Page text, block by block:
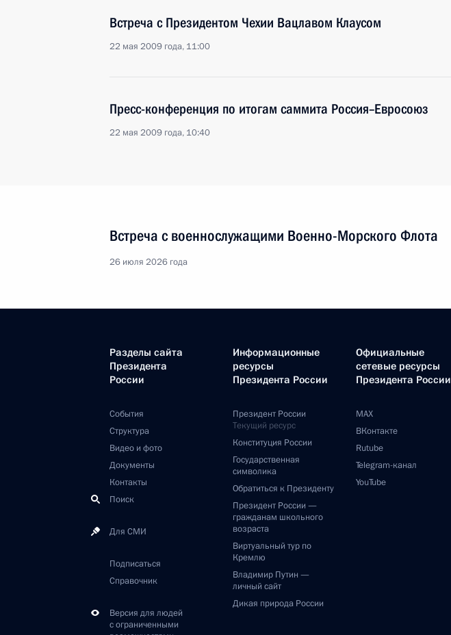
Встреча с Президентом Чехии Вацлавом Клаусом
22 мая 2009 года, 11:00
Пресс-конференция по итогам саммита Россия–Евросоюз
22 мая 2009 года, 10:40
Встреча с военнослужащими Военно-Морского Флота
26 июля 2026 года
Разделы сайта
Президента
России
События
Структура
Видео и фото
Документы
Контакты
Поиск
Для СМИ
Подписаться
Справочник
Версия для людей
с ограниченными
Информационные
ресурсы
Президента России
Президент России
Текущий ресурс
Конституция России
Государственная
символика
Обратиться к Президенту
Президент России —
гражданам школьного
возраста
Виртуальный тур по
Кремлю
Владимир Путин —
личный сайт
Дикая природа России
Официальные
сетевые ресурсы
Президента России
MAX
ВКонтакте
Rutube
Telegram-канал
YouTube